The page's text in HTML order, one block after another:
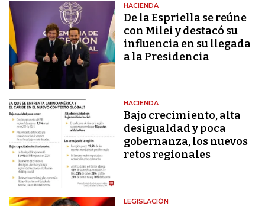
HACIENDA
De la Espriella se reúne
con Milei y destacó su
influencia en su llegada
a la Presidencia
HACIENDA
Bajo crecimiento, alta
desigualdad y poca
gobernanza, los nuevos
retos regionales
LEGISLACIÓN